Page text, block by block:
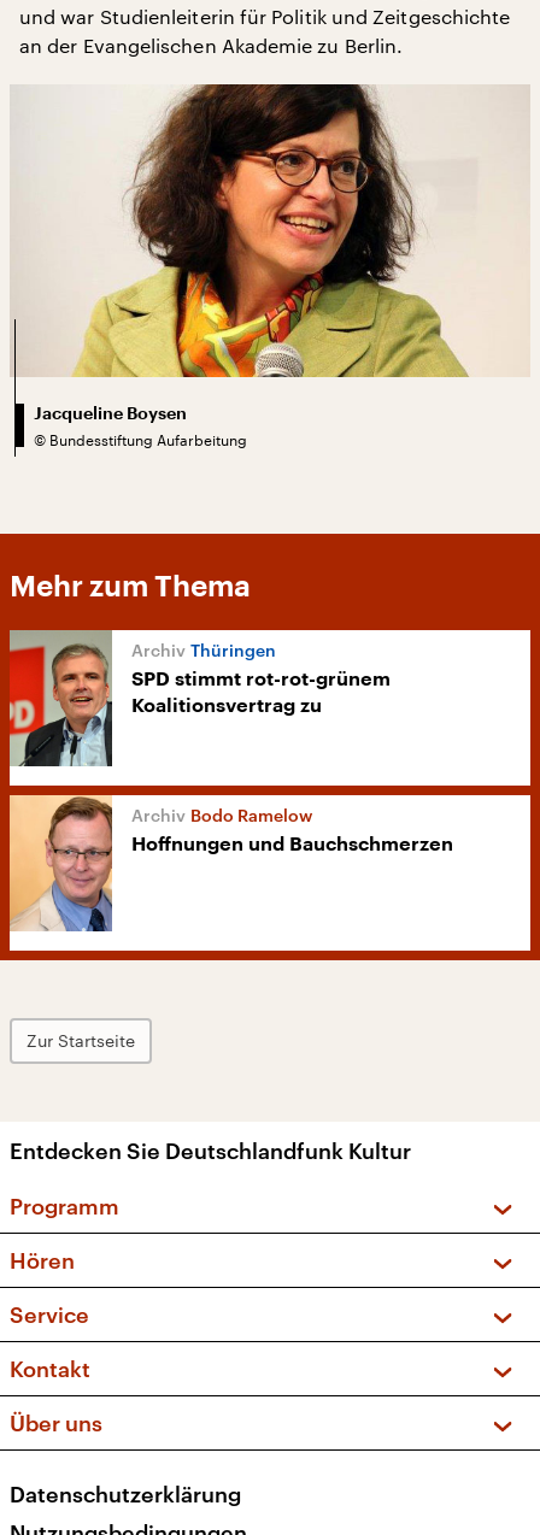
und war Studienleiterin für Politik und Zeitgeschichte
an der Evangelischen Akademie zu Berlin.
Jacqueline Boysen
© Bundesstiftung Aufarbeitung
Mehr zum Thema
Thüringen
SPD stimmt rot-rot-grünem
Koalitionsvertrag zu
Bodo Ramelow
Hoffnungen und Bauchschmerzen
Zur Startseite
Entdecken Sie Deutschlandfunk Kultur
Programm
Sendungen und Podcasts
Musikliste
Kakadu – Das Kinderprogramm
Hören
Frequenzen (UKW + DAB+)
Service
FAQ
Apps
Newsletter
Kontakt
Social Media
Über uns
Presse
Datenschutzerklärung